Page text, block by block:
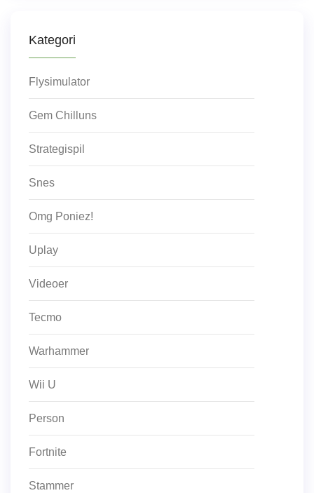
Kategori
Flysimulator
Gem Chilluns
Strategispil
Snes
Omg Poniez!
Uplay
Videoer
Tecmo
Warhammer
Wii U
Person
Fortnite
Stammer